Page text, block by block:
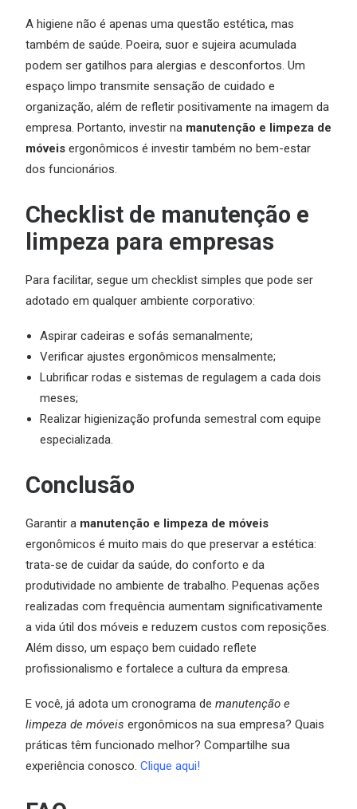
A higiene não é apenas uma questão estética, mas
também de saúde. Poeira, suor e sujeira acumulada
podem ser gatilhos para alergias e desconfortos. Um
espaço limpo transmite sensação de cuidado e
organização, além de refletir positivamente na imagem da
empresa. Portanto, investir na manutenção e limpeza de
móveis ergonômicos é investir também no bem-estar
dos funcionários.
Checklist de manutenção e
limpeza para empresas
Para facilitar, segue um checklist simples que pode ser
adotado em qualquer ambiente corporativo:
Aspirar cadeiras e sofás semanalmente;
Verificar ajustes ergonômicos mensalmente;
Lubrificar rodas e sistemas de regulagem a cada dois
meses;
Realizar higienização profunda semestral com equipe
especializada.
Conclusão
Garantir a manutenção e limpeza de móveis
ergonômicos é muito mais do que preservar a estética:
trata-se de cuidar da saúde, do conforto e da
produtividade no ambiente de trabalho. Pequenas ações
realizadas com frequência aumentam significativamente
a vida útil dos móveis e reduzem custos com reposições.
Além disso, um espaço bem cuidado reflete
profissionalismo e fortalece a cultura da empresa.
E você, já adota um cronograma de manutenção e
limpeza de móveis ergonômicos na sua empresa? Quais
práticas têm funcionado melhor? Compartilhe sua
experiência conosco. Clique aqui!